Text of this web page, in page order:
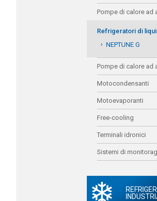
Pompe di calore ad
Refrigeratori di
NEPTUNE G
Pompe di calore ad
Motocondensanti
Motoevaporanti
Free-cooling
Terminali idronici
Sistemi di